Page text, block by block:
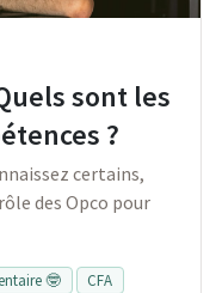
sont les
?
certains,
des Opco pour
🤓
CFA